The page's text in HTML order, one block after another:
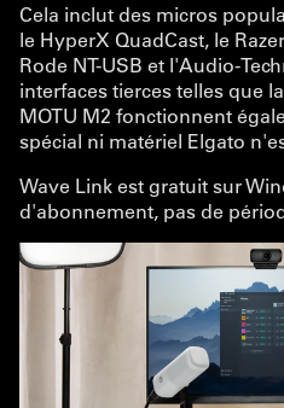
Cela inclut des micros
le HyperX QuadCast, le
Rode NT-USB et l'Audio-
interfaces tierces telles que
MOTU M2 fonctionnent
spécial ni matériel Elgato
Wave Link est gratuit sur
d'abonnement, pas de